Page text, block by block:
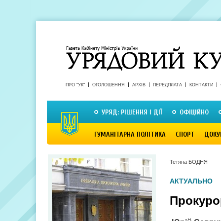
ПРО "УК" ОГОЛОШЕННЯ АРХІВ ПЕРЕДПЛАТА КОНТАКТИ
УРЯД: РІШЕННЯ І ДІЇ ОФІЦІЙНО
ГУМАНІТАРНА ПОЛІТИКА СПОРТ
Тетяна БОДНЯ
АКТУАЛЬНО